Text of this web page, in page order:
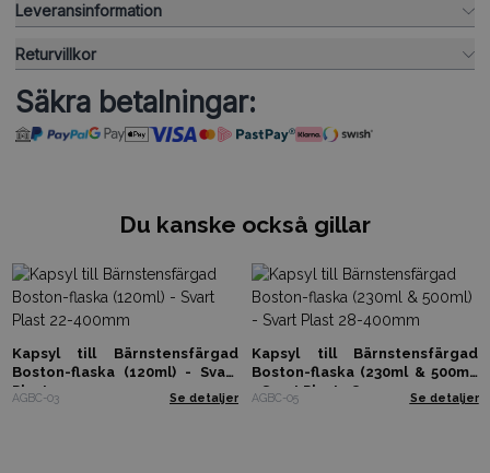
Leveransinformation
Returvillkor
Säkra betalningar:
Du kanske också gillar
Kapsyl till Bärnstensfärgad
Boston-flaska (120ml) - Svart
Plast 22-400mm
AGBC-03 Se detaljer
Kapsyl till Bärnstensfärgad
Boston-flaska (230ml & 500ml)
- Svart Plast 28-400mm
AGBC-05 Se detaljer